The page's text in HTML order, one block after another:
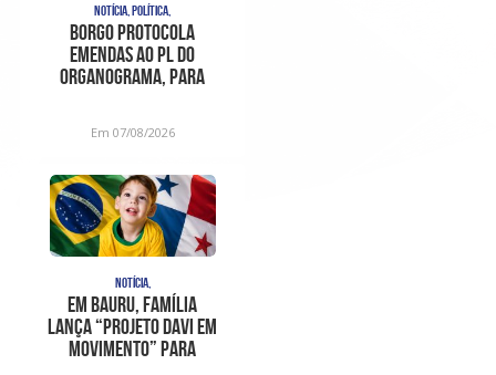
NOTÍCIA, POLÍTICA,
Borgo protocola
emendas ao PL do
organograma, para
apont
Em 07/08/2026
NOTÍCIA,
Em Bauru, família
lança “Projeto Davi em
Movimento” para